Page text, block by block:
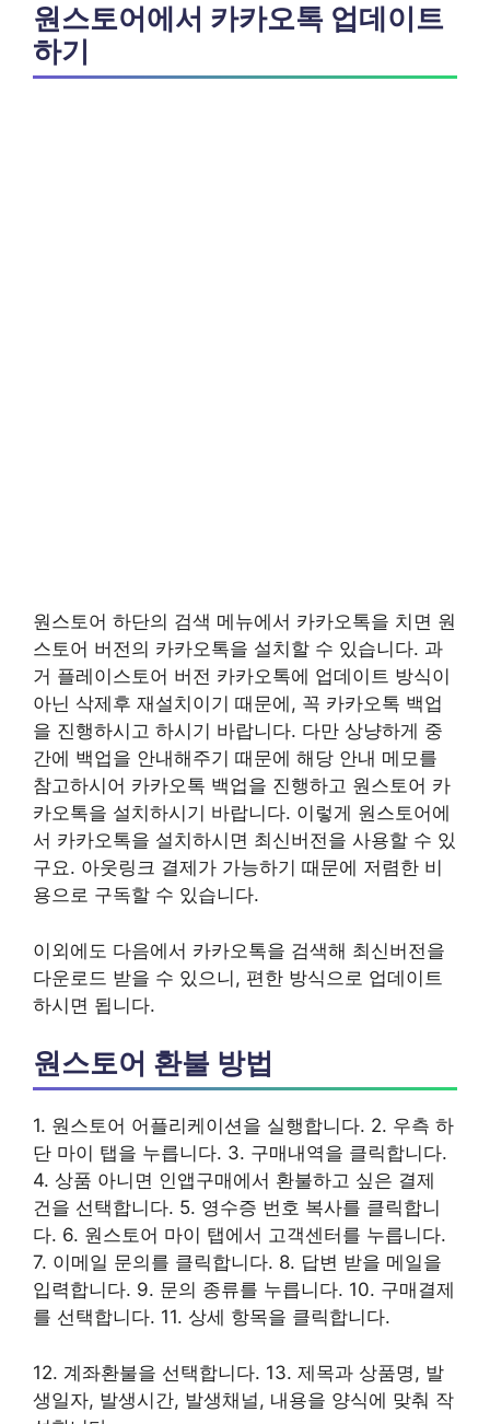
원스토어에서 카카오톡 업데이트
하기
원스토어 하단의 검색 메뉴에서 카카오톡을 치면 원
스토어 버전의 카카오톡을 설치할 수 있습니다. 과
거 플레이스토어 버전 카카오톡에 업데이트 방식이
아닌 삭제후 재설치이기 때문에, 꼭 카카오톡 백업
을 진행하시고 하시기 바랍니다. 다만 상냥하게 중
간에 백업을 안내해주기 때문에 해당 안내 메모를
참고하시어 카카오톡 백업을 진행하고 원스토어 카
카오톡을 설치하시기 바랍니다. 이렇게 원스토어에
서 카카오톡을 설치하시면 최신버전을 사용할 수 있
구요. 아웃링크 결제가 가능하기 때문에 저렴한 비
용으로 구독할 수 있습니다.
이외에도 다음에서 카카오톡을 검색해 최신버전을
다운로드 받을 수 있으니, 편한 방식으로 업데이트
하시면 됩니다.
원스토어 환불 방법
1. 원스토어 어플리케이션을 실행합니다. 2. 우측 하
단 마이 탭을 누릅니다. 3. 구매내역을 클릭합니다.
4. 상품 아니면 인앱구매에서 환불하고 싶은 결제
건을 선택합니다. 5. 영수증 번호 복사를 클릭합니
다. 6. 원스토어 마이 탭에서 고객센터를 누릅니다.
7. 이메일 문의를 클릭합니다. 8. 답변 받을 메일을
입력합니다. 9. 문의 종류를 누릅니다. 10. 구매결제
를 선택합니다. 11. 상세 항목을 클릭합니다.
12. 계좌환불을 선택합니다. 13. 제목과 상품명, 발
생일자, 발생시간, 발생채널, 내용을 양식에 맞춰 작